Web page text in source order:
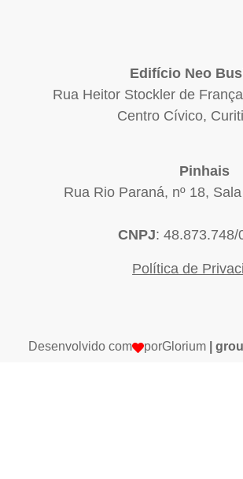
Edifício Neo
Rua Heitor Stockler de
Centro Cívico,
Pinhais
Rua Rio Paraná, nº 18,
CNPJ: 48.873.748/
Política de
Desenvolvido com porGlorium |